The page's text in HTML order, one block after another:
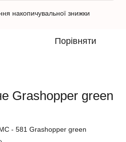
накопичувальної знижки
Порівняти
Grashopper green
- 581 Grashopper green